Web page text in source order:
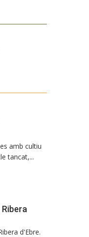
amb cultiu
tancat,...
d'Ebre.